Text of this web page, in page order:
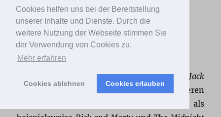
Cookies helfen uns bei der Bereitstellung
unserer Inhalte und Dienste. Durch die
weitere Nutzung der Webseite stimmen Sie
der Verwendung von Cookies zu.
Mehr erfahren
Cookies ablehnen Cookies erlauben
Banes mitzubekommen.
1. BoJack Horseman
Wieder Kult und zwar absolut zu Recht.
BoJack
ist auf Ebene der schieren
Verrücktheit weniger überladen als